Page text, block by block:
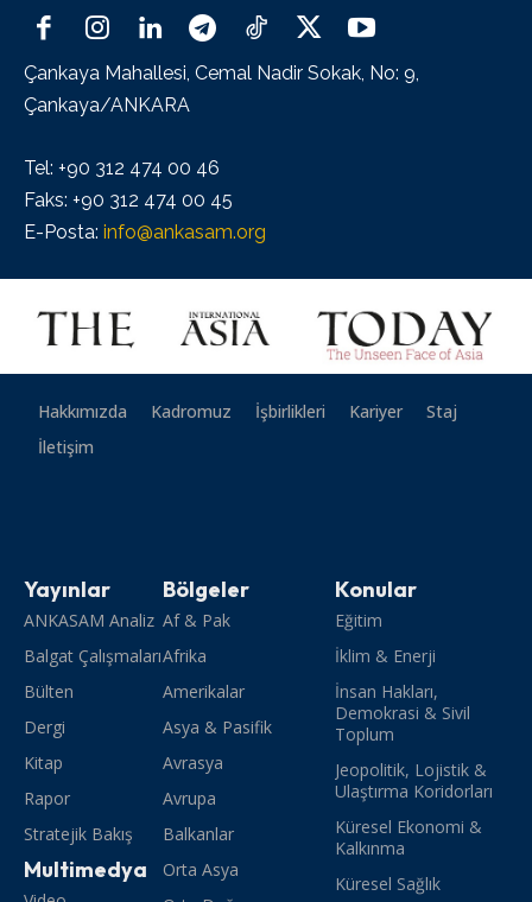
Çankaya Mahallesi, Cemal Nadir Sokak, No: 9,
Çankaya/ANKARA
Tel: +90 312 474 00 46
Faks: +90 312 474 00 45
E-Posta: info@ankasam.org
Hakkımızda Kadromuz İşbirlikleri Kariyer
Staj
İletişim
Yayınlar
ANKASAM Analiz
Balgat Çalışmaları
Bülten
Dergi
Kitap
Rapor
Stratejik Bakış
Multimedya
Bölgeler
Af & Pak
Afrika
Amerikalar
Asya & Pasifik
Avrasya
Avrupa
Balkanlar
Orta Asya
Konular
Eğitim
İklim & Enerji
İnsan Hakları,
Demokrasi & Sivil
Toplum
Jeopolitik, Lojistik &
Ulaştırma Koridorları
Küresel Ekonomi &
Kalkınma
Küresel Sağlık